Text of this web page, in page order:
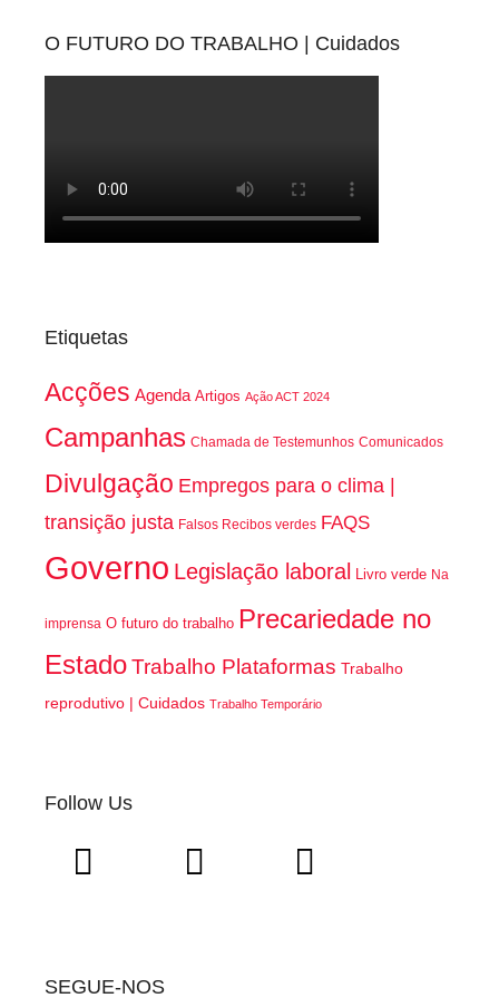
O FUTURO DO TRABALHO | Cuidados
Etiquetas
Acções Agenda Artigos Ação ACT 2024
Campanhas Chamada de Testemunhos Comunicados
Divulgação Empregos para o clima |
transição justa Falsos Recibos verdes FAQS
Governo Legislação laboral Livro verde Na
imprensa O futuro do trabalho Precariedade no
EstadoTrabalho Plataformas Trabalho
reprodutivo | Cuidados Trabalho Temporário
Follow Us
SEGUE-NOS